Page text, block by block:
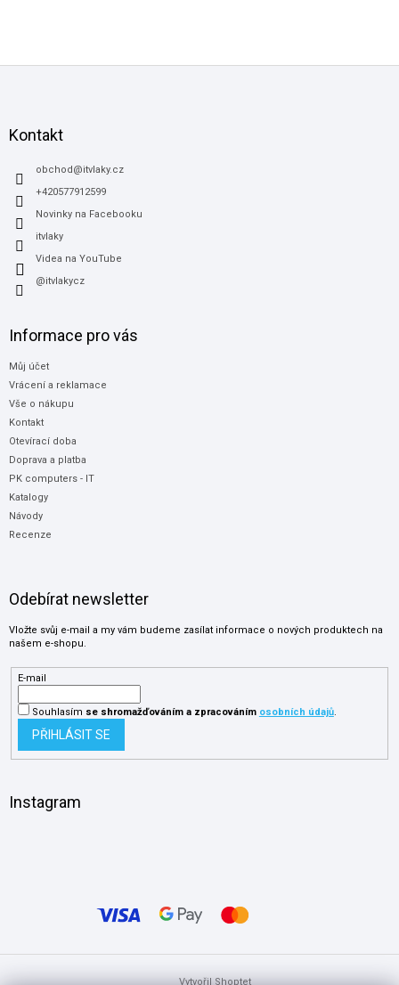
Kontakt
obchod @itvlaky.cz
+420577912599
Novinky na Facebooku
itvlaky
Videa na YouTube
@itvlakycz
Informace pro vás
Můj účet
Vrácení a reklamace
Vše o nákupu
Kontakt
Otevírací doba
Doprava a platba
PK computers - IT
Katalogy
Návody
Recenze
Odebírat newsletter
Vložte svůj e-mail a my vám budeme zasílat informace o nových produktech na
našem e-shopu.
E-mail
Souhlasím se shromažďováníma zpracováním osobních údajů.
PŘIHLÁSIT SE
Instagram
Vytvořil Shoptet